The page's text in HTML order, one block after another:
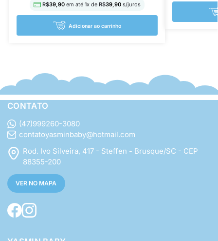
R$39,90 em até 1x de R$39,90s/juros
Adicionar ao carrinho
CONTATO
(47)999260-3080
contatoyasminbaby@hotmail.com
Rod. Ivo Silveira, 417 - Steffen - Brusque/SC - CEP
88355-200
VER NO MAPA